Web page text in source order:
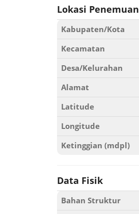
Lokasi Penemuan
Kabupaten/Kota
Kecamatan
Desa/Kelurahan
Alamat
Latitude
Longitude
Ketinggian (mdpl)
Data Fisik
Bahan Struktur